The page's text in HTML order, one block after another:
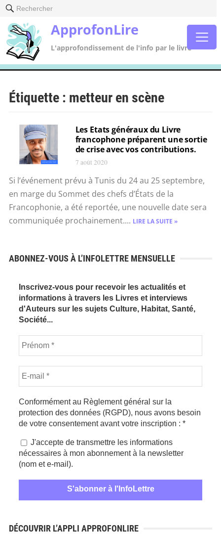
Rechercher
ApprofonLire
L'approfondissement de l'info par le livre
Étiquette : metteur en scène
Les Etats généraux du Livre
francophone préparent une sortie
de crise avec vos contributions.
7 août 2020
Si l’événement prévu à Tunis du 24 au 25 septembre,
en marge du Sommet des chefs d’États de la
Francophonie, a été reportée, une nouvelle date sera
communiquée prochainement.... LIRE LA SUITE »
ABONNEZ-VOUS À L’INFOLETTRE MENSUELLE
Inscrivez-vous pour recevoir les actualités et
informations à travers les Livres et interviews
d'Auteurs sur les sujets Culture, Habitat, Santé,
Société...
Conformément au Règlement général sur la
protection des données (RGPD), nous avons besoin
de votre consentement avant votre inscription : *
J'accepte de transmettre les informations
nécessaires à mon abonnement à la newsletter
(nom et e-mail).
DÉCOUVRIR L’APPLI APPROFONLIRE